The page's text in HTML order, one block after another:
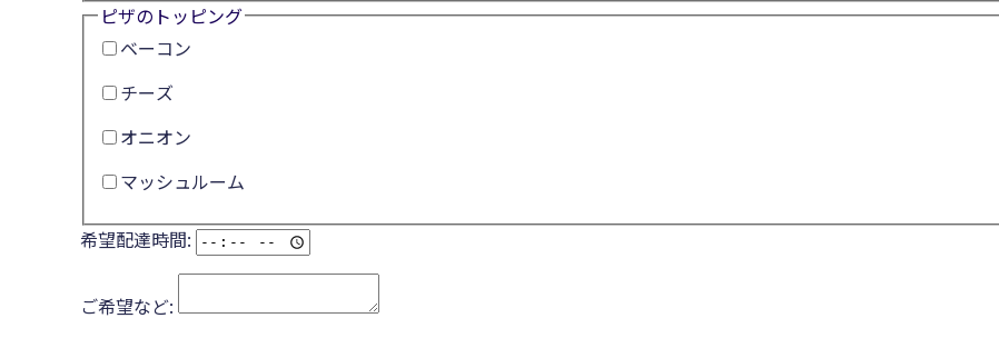
ピザのトッピング
ベーコン
チーズ
オニオン
マッシュルーム
希望配達時間:
ご希望など: